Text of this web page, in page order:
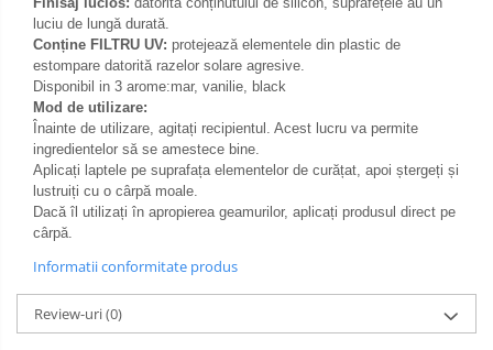
luciu de lungă durată.
Conține FILTRU UV: protejează elementele din plastic de
estompare datorită razelor solare agresive.
Disponibil in 3 arome:mar, vanilie, black
Mod de utilizare:
Înainte de utilizare, agitați recipientul. Acest lucru va permite
ingredientelor să se amestece bine.
Aplicați laptele pe suprafața elementelor de curățat, apoi ștergeți și
lustruiți cu o cârpă moale.
Dacă îl utilizați în apropierea geamurilor, aplicați produsul direct pe
cârpă.
Informatii conformitate produs
Review-uri(0)